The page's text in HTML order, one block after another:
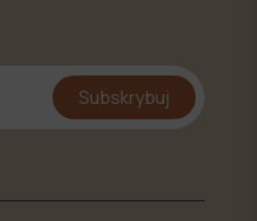
Subskrybuj